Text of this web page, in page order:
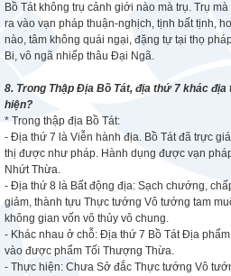
Bồ Tát không trụ cảnh giới nào mà trụ. Trụ
ra vào vạn pháp thuận-nghịch, tịnh bất tịnh,
nào, tâm không quái ngại, đặng tự tại thọ
Bi, vô ngã nhiếp thâu Đại Ngã.
8. Trong Thập Địa Bồ Tát, địa thứ 7 khác
hiện?
* Trong thập địa Bồ Tát:
- Địa thứ 7 là Viễn hành địa. Bồ Tát đã trực
thị được như pháp. Hành dụng được vạn
Nhứt Thừa.
- Địa thứ 8 là Bất động địa: Sạch chướng,
giảm, thành tựu Thực tướng Vô tướng tam
không gian vốn vô thủy vô chung.
- Khác nhau ở chỗ: Địa thứ 7 Bồ Tát Địa
vào được phẩm Tối Thượng Thừa.
- Thực hiện: Chưa Sở đắc Thực tướng Vô